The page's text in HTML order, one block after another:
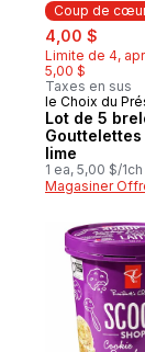
Coup de
sale:
4,00 $
Limite de 4,
5,00 $
Taxes en sus
Coup de
le Choix du
Lot de 5
Gouttelettes
lime
1 ea, 5,00 $/1ch
Magasiner